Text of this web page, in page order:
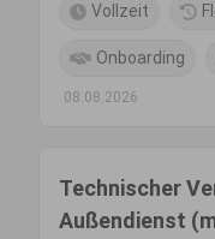
Vollzeit
Onboarding
08.08.2026
Technischer
Außendienst